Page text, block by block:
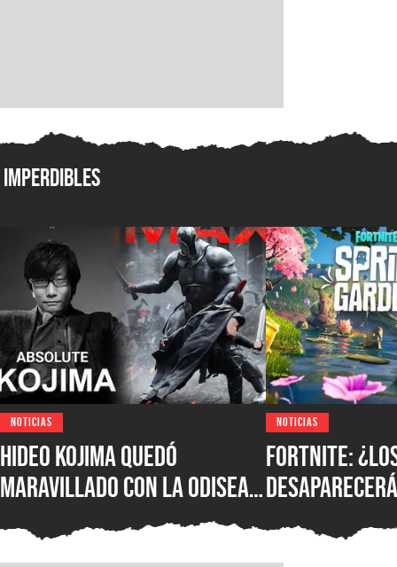
Imperdibles
NOTICIAS
Hideo Kojima quedó
maravillado con La Odisea
de Christopher Nolan: “Fue
magnífica”
NOTICIAS
Fortnite:
temporada?
confirmó